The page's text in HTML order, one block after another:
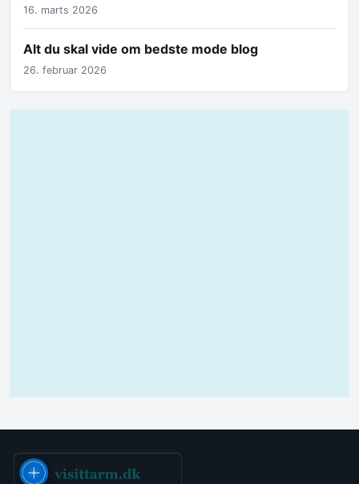
16. marts 2026
Alt du skal vide om bedste mode blog
26. februar 2026